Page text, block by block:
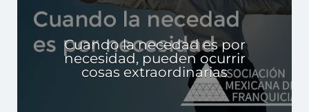
Cuando la necedad es por
necesidad, pueden ocurrir
cosas extraordinarias